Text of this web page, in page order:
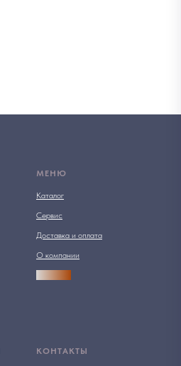
МЕНЮ
Каталог
Сервис
Доставка и оплата
О компании
КОНТАКТЫ